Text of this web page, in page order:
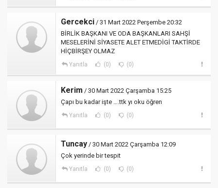
Gercekci / 31 Mart 2022 Perşembe 20:32
BİRLİK BAŞKANI VE ODA BAŞKANLARI SAHŞİ
MESELERİNİ SİYASETE ALET ETMEDİGİ TAKTİRDE
HİÇBİRŞEY OLMAZ
Yanıtla (0) (0)
Kerim / 30 Mart 2022 Çarşamba 15:25
Çapı bu kadar işte ….ttk yı oku öğren
Yanıtla (0) (0)
Tuncay / 30 Mart 2022 Çarşamba 12:09
Çok yerinde bir tespit
Yanıtla (0) (0)